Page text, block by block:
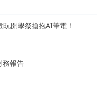
玩開學祭搶抱AI筆電！
務報告